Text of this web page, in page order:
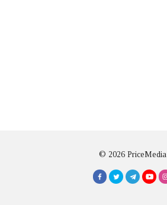
© 2026 PriceMedia